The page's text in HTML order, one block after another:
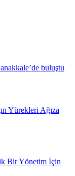
buluştu
Yürekleri Ağıza
Bir Yönetim İçin